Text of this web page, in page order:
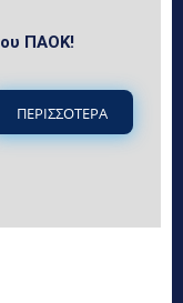
ΠΑΟΚ!
ΠΕΡΙΣΣΟΤΕΡΑ